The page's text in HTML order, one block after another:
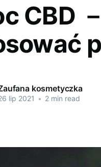
CBD
kosmetyczka
lip 2021 • 2 min read